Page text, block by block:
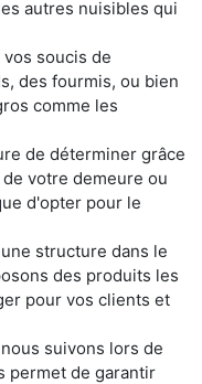
autres nuisibles qui
soucis de
des fourmis, ou bien
comme les
de déterminer grâce
votre demeure ou
d'opter pour le
structure dans le
des produits les
pour vos clients et
suivons lors de
permet de garantir